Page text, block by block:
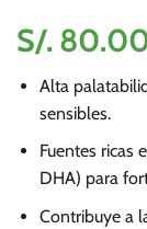
S/.
Alta
sensibles.
Fuentes ricas
DHA) para
Contribuye a